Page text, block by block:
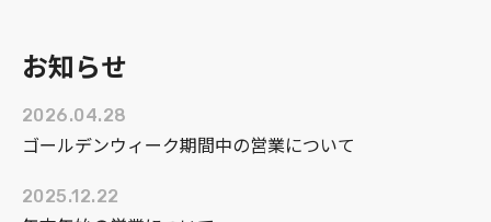
お知らせ
2026.04.28
ゴールデンウィーク期間中の営業について
2025.12.22